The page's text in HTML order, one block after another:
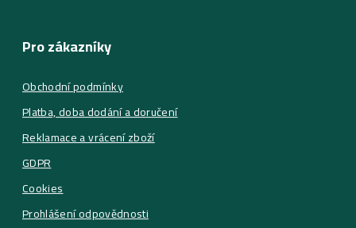
Pro zákazníky
Obchodní podmínky
Platba, doba dodání a doručení
Reklamace a vrácení zboží
GDPR
Cookies
Prohlášení odpovědnosti